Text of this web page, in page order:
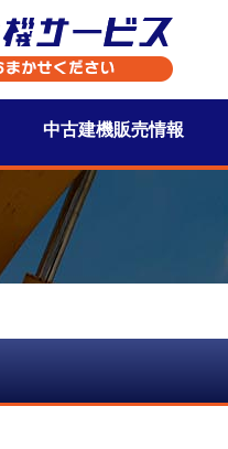
中古建機販売情報